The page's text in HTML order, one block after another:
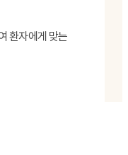
환자에게 맞는